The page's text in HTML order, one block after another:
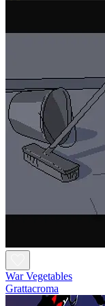
War Vegetables
Grattacroma